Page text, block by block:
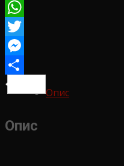
Viber
WhatsApp
Twitter
Messenger
Опис
Опис